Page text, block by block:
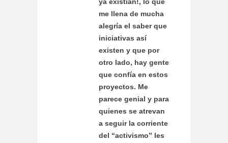
ya existían!, lo que
me llena de mucha
alegría el saber que
iniciativas así
existen y que por
otro lado, hay gente
que confía en estos
proyectos. Me
parece genial y para
quienes se atrevan
a seguir la corriente
del “activismo” les